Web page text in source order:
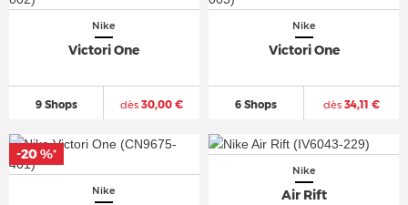
Nike
Victori One
9 Shops dès30,00 €
Nike
Victori One
6 Shops dès34,11 €
Nike
-20 %*
Nike
Air Rift